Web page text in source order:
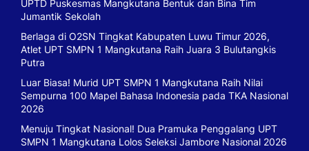
UPTD Puskesmas Mangkutana Bentuk dan Bina Tim
Jumantik Sekolah
Berlaga di O2SN Tingkat Kabupaten Luwu Timur 2026,
Atlet UPT SMPN 1 Mangkutana Raih Juara 3 Bulutangkis
Putra
Luar Biasa! Murid UPT SMPN 1 Mangkutana Raih Nilai
Sempurna 100 Mapel Bahasa Indonesia pada TKA Nasional
2026
Menuju Tingkat Nasional! Dua Pramuka Penggalang UPT
SMPN 1 Mangkutana Lolos Seleksi Jambore Nasional 2026